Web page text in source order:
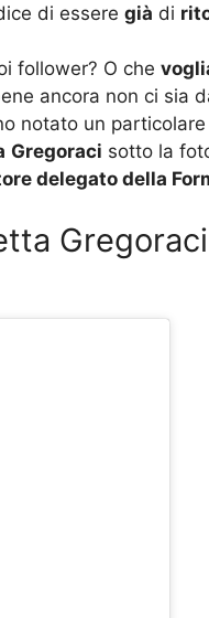
di essere già di
follower? O che
ancora non ci sia
notato un
Gregoraci sotto la
delegato della